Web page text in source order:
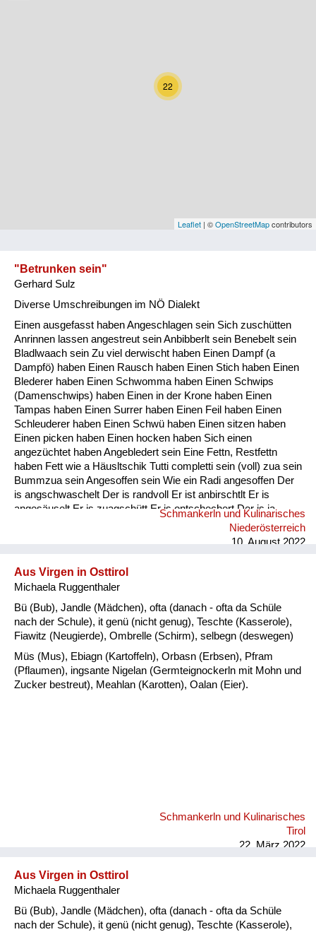
Niederösterreich
Oberösterreich
Vorarlberg
Natur und Landwirtschaft
Fluchen und Reden
Mensch, Tier und Alltag
Schmankerln und
Kulinarisches
22
Leaflet | ©OpenStreetMapcontributors
"Betrunken sein"
Gerhard Sulz
Diverse Umschreibungen im NÖ Dialekt
Einen ausgefasst haben Angeschlagen sein Sich zuschütten
Anrinnen lassen angestreut sein Anbibberlt sein Benebelt sein
Bladlwaach sein Zu viel derwischt haben Einen Dampf (a
Dampfö) haben Einen Rausch haben Einen Stich haben Einen
Blederer haben Einen Schwomma haben Einen Schwips
(Damenschwips) haben Einen in der Krone haben Einen
Tampas haben Einen Surrer haben Einen Feil haben Einen
Schleuderer haben Einen Schwü haben Einen sitzen haben
Einen picken haben Einen hocken haben Sich einen
angezüchtet haben Angebledert sein Eine Fettn, Restfettn
haben Fett wie a Häusltschik Tutti completti sein (voll) zua sein
Bummzua sein Angesoffen sein Wie ein Radi angesoffen Der
is angschwaschelt Der is randvoll Er ist anbirschtlt Er is
angesäuselt Er is zuagschütt Er is ontschechert Der is ja
schon gaunz steif Der is steif (steifer Blick) Fett wie ein
Radierer Blunzenfett sein Angefüllt sein abgefüllt sein
Schmankerln und Kulinarisches
Niederösterreich
10. August 2022
Aus Virgen in Osttirol
Michaela Ruggenthaler
Bü (Bub), Jandle (Mädchen), ofta (danach - ofta da Schüle
nach der Schule), it genü (nicht genug), Teschte (Kasserole),
Fiawitz (Neugierde), Ombrelle (Schirm), selbegn (deswegen)
Müs (Mus), Ebiagn (Kartoffeln), Orbasn (Erbsen), Pfram
(Pflaumen), ingsante Nigelan (Germteignockerln mit Mohn und
Zucker bestreut), Meahlan (Karotten), Oalan (Eier).
Schmankerln und Kulinarisches
Tirol
22. März 2022
Aus Virgen in Osttirol
Michaela Ruggenthaler
Bü (Bub), Jandle (Mädchen), ofta (danach - ofta da Schüle
nach der Schule), it genü (nicht genug), Teschte (Kasserole),